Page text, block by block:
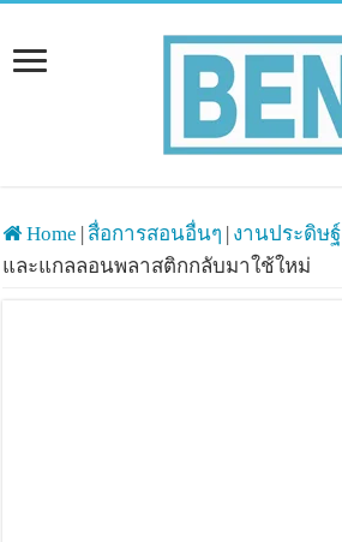
Home | สื่อการสอนอื่นๆ | งานประดิษฐ์
และแกลลอนพลาสติกกลับมาใช้ใหม่